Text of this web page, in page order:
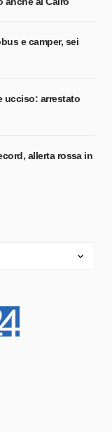
e camper, sei
ucciso: arrestato
allerta rossa in